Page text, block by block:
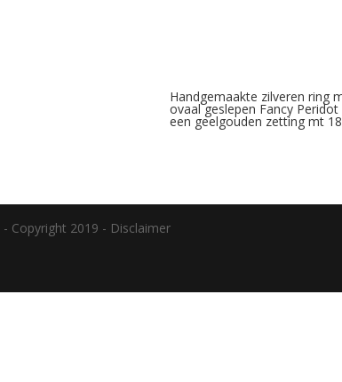
Handgemaakte zilveren ring
ovaal geslepen Fancy Peridot
een geelgouden zetting mt
- Copyright 2019 - Disclaimer